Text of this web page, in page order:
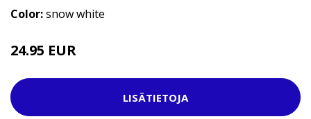
Color:snow white
24.95 EUR
LISÄTIETOJA